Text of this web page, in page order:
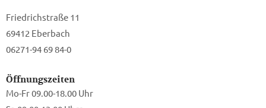
Friedrichstraße 11
69412 Eberbach
06271-94 69 84-0
Öffnungszeiten
Mo-Fr 09.00-18.00 Uhr